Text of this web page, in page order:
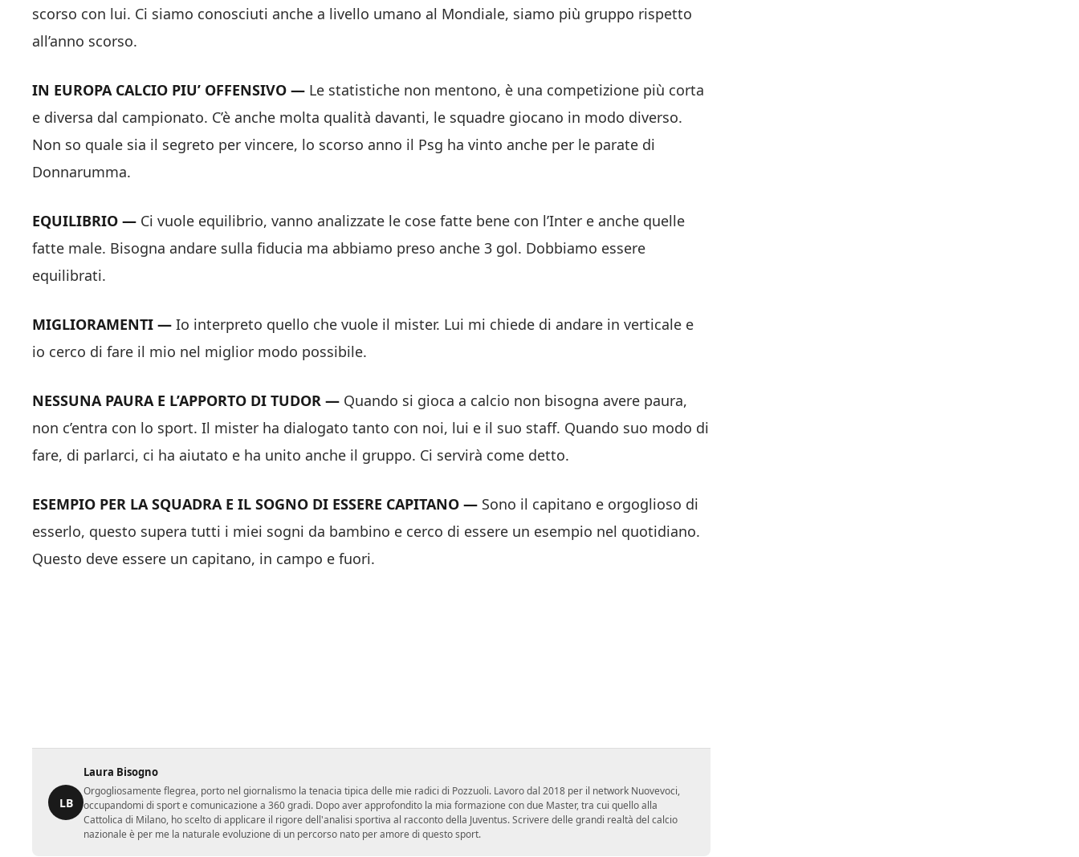
scorso con lui. Ci siamo conosciuti anche a livello umano al Mondiale, siamo più gruppo rispetto
all’anno scorso.
IN EUROPA CALCIO PIU’ OFFENSIVO — Le statistiche non mentono, è una competizione più corta
e diversa dal campionato. C’è anche molta qualità davanti, le squadre giocano in modo diverso.
Non so quale sia il segreto per vincere, lo scorso anno il Psg ha vinto anche per le parate di
Donnarumma.
EQUILIBRIO — Ci vuole equilibrio, vanno analizzate le cose fatte bene con l’Inter e anche quelle
fatte male. Bisogna andare sulla fiducia ma abbiamo preso anche 3 gol. Dobbiamo essere
equilibrati.
MIGLIORAMENTI — Io interpreto quello che vuole il mister. Lui mi chiede di andare in verticale e
io cerco di fare il mio nel miglior modo possibile.
NESSUNA PAURA E L’APPORTO DI TUDOR — Quando si gioca a calcio non bisogna avere paura,
non c’entra con lo sport. Il mister ha dialogato tanto con noi, lui e il suo staff. Quando suo modo di
fare, di parlarci, ci ha aiutato e ha unito anche il gruppo. Ci servirà come detto.
ESEMPIO PER LA SQUADRA E IL SOGNO DI ESSERE CAPITANO — Sono il capitano e orgoglioso di
esserlo, questo supera tutti i miei sogni da bambino e cerco di essere un esempio nel quotidiano.
Questo deve essere un capitano, in campo e fuori.
LB
Laura Bisogno
Orgogliosamente flegrea, porto nel giornalismo la tenacia tipica delle mie radici di Pozzuoli. Lavoro dal 2018 per il network Nuovevoci,
occupandomi di sport e comunicazione a 360 gradi. Dopo aver approfondito la mia formazione con due Master, tra cui quello alla
Cattolica di Milano, ho scelto di applicare il rigore dell'analisi sportiva al racconto della Juventus. Scrivere delle grandi realtà del calcio
nazionale è per me la naturale evoluzione di un percorso nato per amore di questo sport.